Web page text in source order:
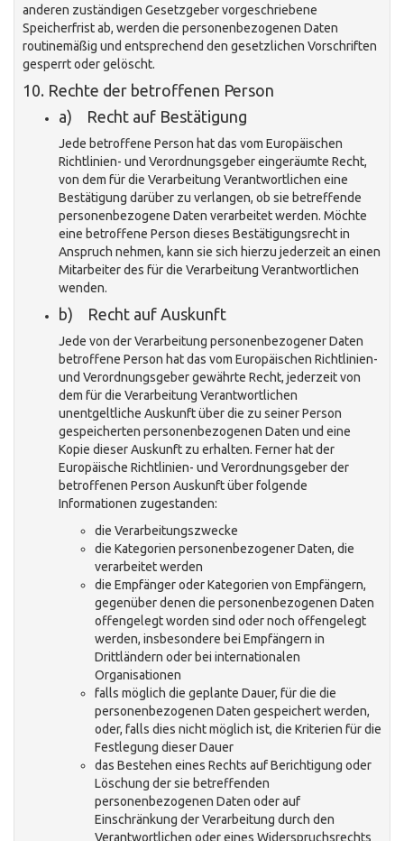
anderen zuständigen Gesetzgeber vorgeschriebene
Speicherfrist ab, werden die personenbezogenen Daten
routinemäßig und entsprechend den gesetzlichen Vorschriften
gesperrt oder gelöscht.
10. Rechte der betroffenen Person
a) Recht auf Bestätigung
Jede betroffene Person hat das vom Europäischen
Richtlinien- und Verordnungsgeber eingeräumte Recht,
von dem für die Verarbeitung Verantwortlichen eine
Bestätigung darüber zu verlangen, ob sie betreffende
personenbezogene Daten verarbeitet werden. Möchte
eine betroffene Person dieses Bestätigungsrecht in
Anspruch nehmen, kann sie sich hierzu jederzeit an einen
Mitarbeiter des für die Verarbeitung Verantwortlichen
wenden.
b) Recht auf Auskunft
Jede von der Verarbeitung personenbezogener Daten
betroffene Person hat das vom Europäischen Richtlinien-
und Verordnungsgeber gewährte Recht, jederzeit von
dem für die Verarbeitung Verantwortlichen
unentgeltliche Auskunft über die zu seiner Person
gespeicherten personenbezogenen Daten und eine
Kopie dieser Auskunft zu erhalten. Ferner hat der
Europäische Richtlinien- und Verordnungsgeber der
betroffenen Person Auskunft über folgende
Informationen zugestanden:
die Verarbeitungszwecke
die Kategorien personenbezogener Daten, die
verarbeitet werden
die Empfänger oder Kategorien von Empfängern,
gegenüber denen die personenbezogenen Daten
offengelegt worden sind oder noch offengelegt
werden, insbesondere bei Empfängern in
Drittländern oder bei internationalen
Organisationen
falls möglich die geplante Dauer, für die die
personenbezogenen Daten gespeichert werden,
oder, falls dies nicht möglich ist, die Kriterien für die
Festlegung dieser Dauer
das Bestehen eines Rechts auf Berichtigung oder
Löschung der sie betreffenden
personenbezogenen Daten oder auf
Einschränkung der Verarbeitung durch den
Verantwortlichen oder eines Widerspruchsrechts